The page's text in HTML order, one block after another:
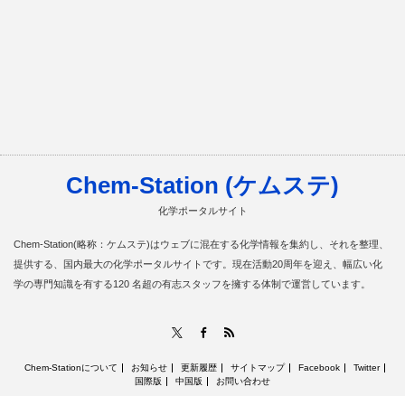
Chem-Station (ケムステ)
化学ポータルサイト
Chem-Station(略称：ケムステ)はウェブに混在する化学情報を集約し、それを整理、
提供する、国内最大の化学ポータルサイトです。現在活動20周年を迎え、幅広い化
学の専門知識を有する120 名超の有志スタッフを擁する体制で運営しています。
Facebook
Chem-Stationについて お知らせ 更新履歴 サイトマップ Facebook
Twitter
国際版
中国版 お問い合わせ